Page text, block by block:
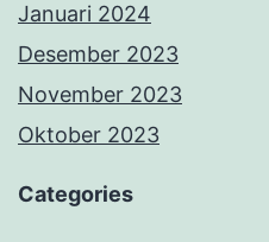
Januari 2024
Desember 2023
November 2023
Oktober 2023
Categories